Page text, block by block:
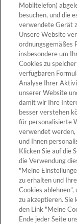
Mobiltelefon)
besuchen, und die
verwendete Gerät
Unsere Website
ordnungsgemäßes
insbesondere um
Cookies zu
verfügbaren
Analyse Ihrer
unserer Website
damit wir Ihre
besser verstehen
für personalisierte
verwendet
und Ihnen
Klicken Sie auf die
die Verwendung
"Meine
zu erhalten und
Cookies
zu akzeptieren. Sie
den Link "Meine
Ende jeder Seite